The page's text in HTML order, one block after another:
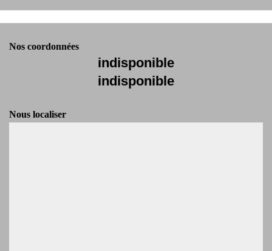
Nos coordonnées
indisponible
indisponible
Nous localiser